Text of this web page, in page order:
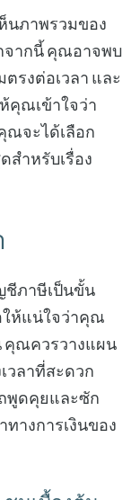
นภาพรวมของ
จากนี้ คุณอาจพบ
รงต่อเวลา และ
คุณเข้าใจว่า
ณจะได้เลือก
สำหรับเรื่อง
ชีภาษีเป็นขั้น
ห้แน่ใจว่าคุณ
คุณควรวางแผน
วลาที่สะดวก
พูดคุยและซัก
างการเงินของ